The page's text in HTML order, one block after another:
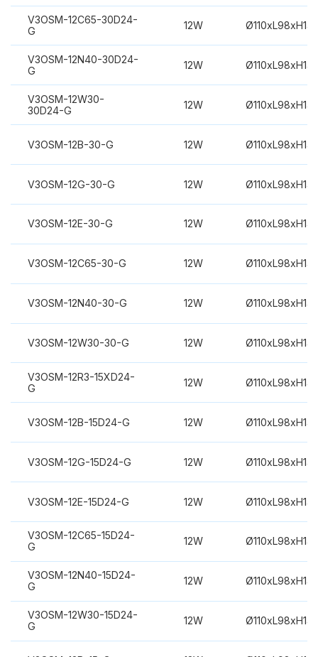
V3OSM-12C65-30D24-
G
12W
V3OSM-12N40-30D24-
G
12W
V3OSM-12W30-
30D24-G
12W
V3OSM-12B-30-G 12W
V3OSM-12G-30-G 12W
V3OSM-12E-30-G 12W
V3OSM-12C65-30-G 12W
V3OSM-12N40-30-G 12W
V3OSM-12W30-30-G 12W
V3OSM-12R3-15XD24-
G
12W
V3OSM-12B-15D24-G 12W
V3OSM-12G-15D24-G 12W
V3OSM-12E-15D24-G 12W
V3OSM-12C65-15D24-
G
12W
V3OSM-12N40-15D24-
G
12W
V3OSM-12W30-15D24-
G
12W